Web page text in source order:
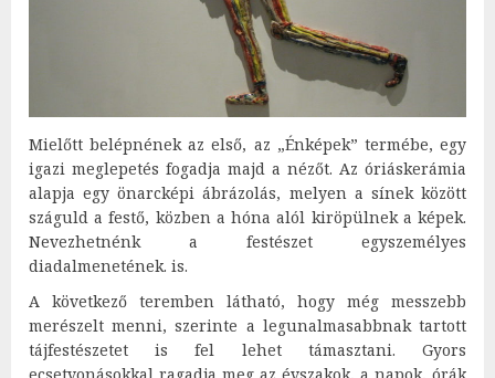
Mielőtt belépnének az első, az „Énképek” termébe, egy
igazi meglepetés fogadja majd a nézőt. Az óriáskerámia
alapja egy önarcképi ábrázolás, melyen a sínek között
száguld a festő, közben a hóna alól kiröpülnek a képek.
Nevezhetnénk a festészet egyszemélyes
diadalmenetének. is.
A következő teremben látható, hogy még messzebb
merészelt menni, szerinte a legunalmasabbnak tartott
tájfestészetet is fel lehet támasztani. Gyors